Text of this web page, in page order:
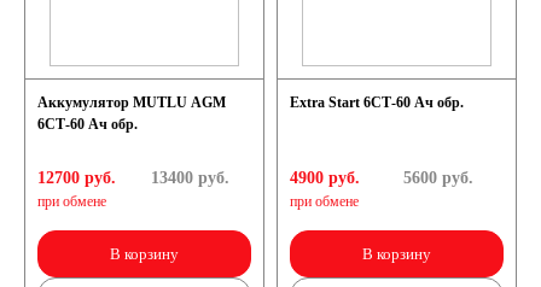
Аккумулятор MUTLU AGM
6СТ-60 Ач обр.
12700 руб.
при обмене
13400руб.
В корзину
Extra Start 6СТ-60 Ач обр.
4900 руб.
при обмене
5600руб.
В корзину